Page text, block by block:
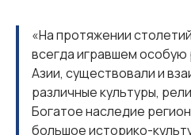
«На протяжении
всегда игравшем особую
Азии, существовали и
различные культуры,
Богатое наследие
большое историко-